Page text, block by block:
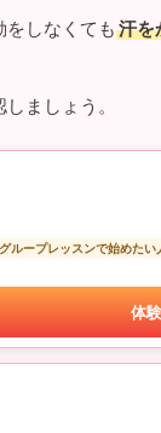
しなくても 汗を
ましょう。
グループレッスンで始めたい
体